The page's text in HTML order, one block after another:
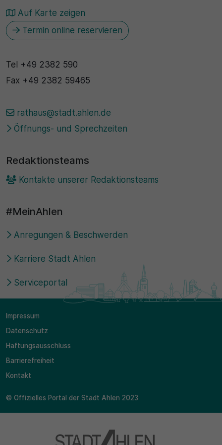
Auf Karte zeigen
Termin online reservieren
Tel +49 2382 590
Fax +49 2382 59465
rathaus@stadt.ahlen.de
Öffnungs- und Sprechzeiten
Redaktionsteams
Kontakte unserer Redaktionsteams
#MeinAhlen
Anregungen & Beschwerden
Karriere Stadt Ahlen
Serviceportal
Impressum
Datenschutz
Haftungsausschluss
Barrierefreiheit
Kontakt
© Offizielles Portal der Stadt Ahlen 2023
30 Minuten
Zweck
Wird für statistische Zwecke verwendet, um